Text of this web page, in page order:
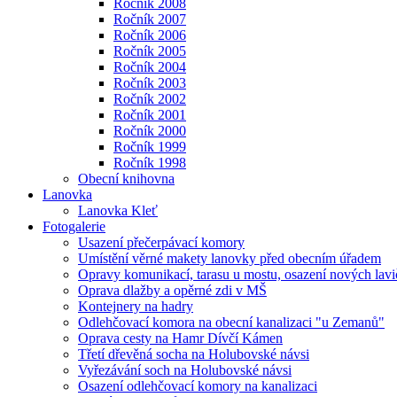
Ročník 2008
Ročník 2007
Ročník 2006
Ročník 2005
Ročník 2004
Ročník 2003
Ročník 2002
Ročník 2001
Ročník 2000
Ročník 1999
Ročník 1998
Obecní knihovna
Lanovka
Lanovka Kleť
Fotogalerie
Usazení přečerpávací komory
Umístění věrné makety lanovky před obecním úřadem
Opravy komunikací, tarasu u mostu, osazení nových
Oprava dlažby a opěrné zdi v MŠ
Kontejnery na hadry
Odlehčovací komora na obecní kanalizaci "u Zemanů"
Oprava cesty na Hamr Dívčí Kámen
Třetí dřevěná socha na Holubovské návsi
Vyřezávání soch na Holubovské návsi
Osazení odlehčovací komory na kanalizaci